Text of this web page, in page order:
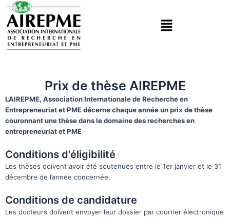
Aller
contenu
Menu
Prix de thèse AIREPME
L’AIREPME, Association Internationale de Recherche en
Entrepreneuriat et PME décerne chaque année un prix de thèse
couronnant une thèse dans le domaine des recherches en
entrepreneuriat et PME
Conditions d'éligibilité
Les thèses doivent avoir été soutenues entre le 1er janvier et le 31
décembre de l’année concernée.
Conditions de candidature
Les docteurs doivent envoyer leur dossier par courrier électronique